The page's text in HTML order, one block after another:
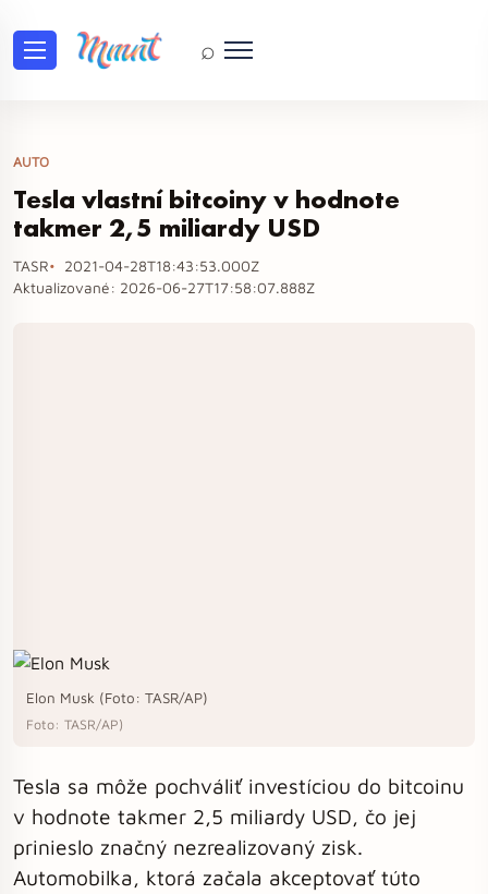
⌕
AUTO
Tesla vlastní bitcoiny v hodnote
takmer 2,5 miliardy USD
TASR
2021-04-28T18:43:53.000Z
Aktualizované: 2026-06-27T17:58:07.888Z
Elon Musk (Foto: TASR/AP)
Foto: TASR/AP)
Tesla sa môže pochváliť investíciou do bitcoinu
v hodnote takmer 2,5 miliardy USD, čo jej
prinieslo značný nezrealizovaný zisk.
Automobilka, ktorá začala akceptovať túto